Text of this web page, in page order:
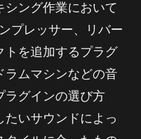
シング作業において
プレッサー、リバー
トを追加するプラグ
ラムマシンなどの音
ラグインの選び方
たいサウンドによっ